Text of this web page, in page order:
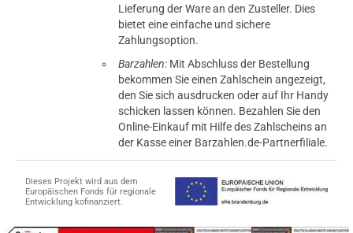
Lieferung der Ware an den Zusteller. Dies
bietet eine einfache und sichere
Zahlungsoption.
Barzahlen: Mit Abschluss der Bestellung
bekommen Sie einen Zahlschein angezeigt,
den Sie sich ausdrucken oder auf Ihr Handy
schicken lassen können. Bezahlen Sie den
Online-Einkauf mit Hilfe des Zahlscheins an
der Kasse einer Barzahlen.de-Partnerfiliale.
Dieses Projekt wird aus dem
Europäischen Fonds für regionale
Entwicklung kofinanziert.